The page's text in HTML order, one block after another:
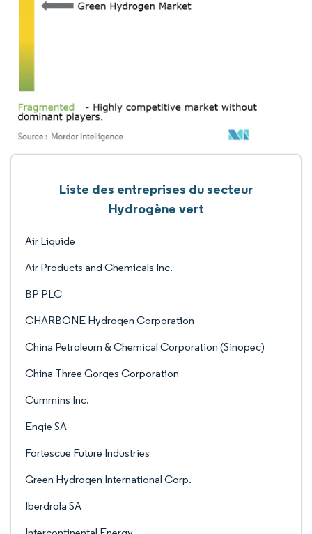
Liste des entreprises du secteur
Hydrogène vert
Air Liquide
Air Products and Chemicals Inc.
BP PLC
CHARBONE Hydrogen Corporation
China Petroleum & Chemical Corporation (Sinopec)
China Three Gorges Corporation
Cummins Inc.
Engie SA
Fortescue Future Industries
Green Hydrogen International Corp.
Iberdrola SA